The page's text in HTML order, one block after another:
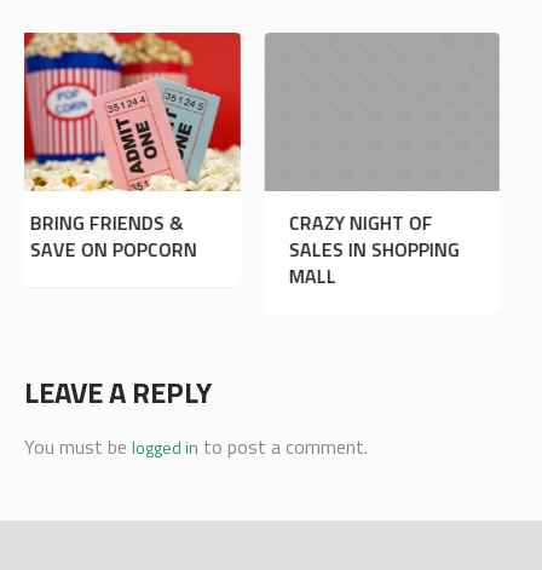
CRAZY NIGHT OF
SALES IN SHOPPING
FREE CUPCAKES FOR
YOUR COFFEE
LEAVE A REPLY
You must be logged in to post a comment.